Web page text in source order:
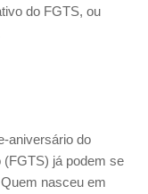
do FGTS, ou
aniversário do
(FGTS) já podem se
nasceu em